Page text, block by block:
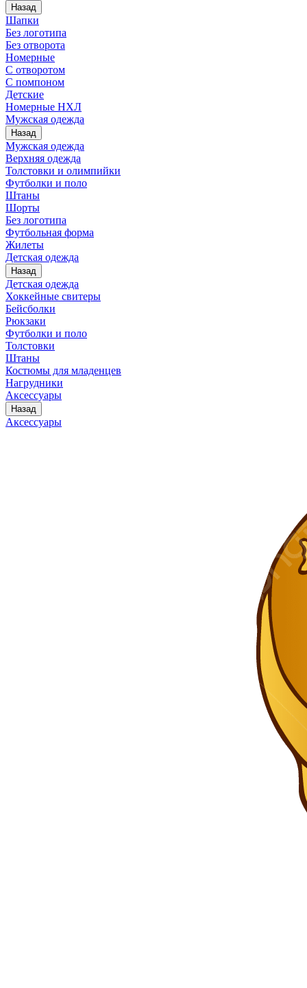
Назад
Шапки
Без логотипа
Без отворота
Номерные
С отворотом
С помпоном
Детские
Номерные НХЛ
Мужская одежда
Назад
Мужская одежда
Верхняя одежда
Толстовки и олимпийки
Футболки и поло
Штаны
Шорты
Без логотипа
Футбольная форма
Жилеты
Детская одежда
Назад
Детская одежда
Хоккейные свитеры
Бейсболки
Рюкзаки
Футболки и поло
Толстовки
Штаны
Костюмы для младенцев
Нагрудники
Аксессуары
Назад
Аксессуары